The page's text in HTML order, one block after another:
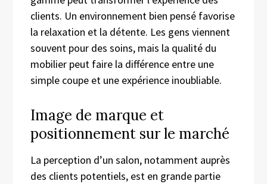
clients. Un environnement bien pensé favorise
la relaxation et la détente. Les gens viennent
souvent pour des soins, mais la qualité du
mobilier peut faire la différence entre une
simple coupe et une expérience inoubliable.
Image de marque et
positionnement sur le marché
La perception d’un salon, notamment auprès
des clients potentiels, est en grande partie